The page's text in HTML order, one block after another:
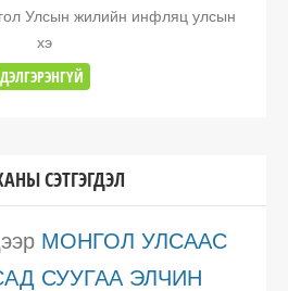
Улсын жилийн инфляц улсын
хэ
ДЭЛГЭРЭНГҮЙ
СЭТГЭГДЭЛ
МОНГОЛ УЛСААС
СУУГАА ЭЛЧИН